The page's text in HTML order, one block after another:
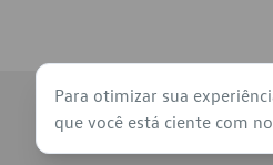
© 2026 - Volkswagen do Brasil -
Para otimizar sua
que você está ciente com